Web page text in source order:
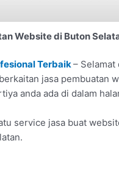
Website di Buton
Terbaik– Selamat
jasa pembuatan
anda ada di dalam
service jasa buat